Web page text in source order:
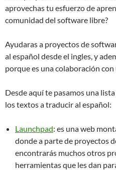
aprovechas tu esfuerzo de
comunidad del software libre?
Ayudaras a proyectos de
al español desde el ingles, y
porque es una colaboración
Desde aquí te pasamos una
los textos a traducir al español:
Launchpad: es una web
donde a parte de proyectos
encontrarás muchos otros
herramientas que les dan